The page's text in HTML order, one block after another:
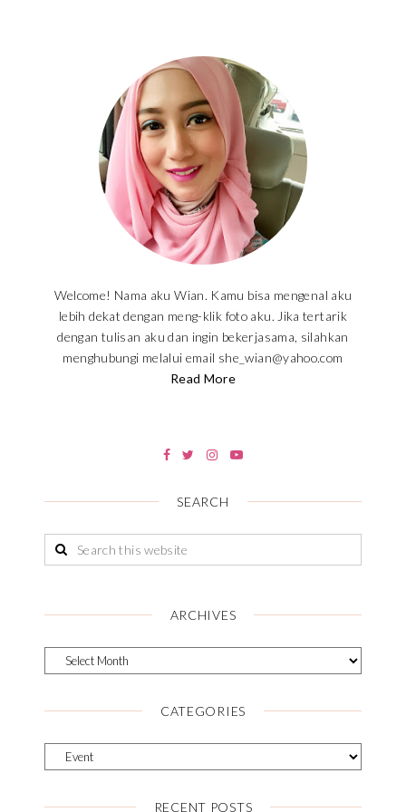
Welcome! Nama aku Wian. Kamu bisa mengenal aku
lebih dekat dengan meng-klik foto aku. Jika tertarik
dengan tulisan aku dan ingin bekerjasama, silahkan
menghubungi melalui email she_wian@yahoo.com
Read More
SEARCH
ARCHIVES
CATEGORIES
RECENT POSTS